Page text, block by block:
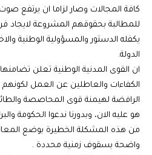
كافة المجالات وصار لزاما ان يرتفع
للمطالبة بحقوقهم المشروعة
يكفله الدستور والمسؤولية الوطنية
الدولة.
ان القوى المدنية الوطنية تعلن
الكفاءات والعاطلين عن العمل لكونهم
الرافضة لهيمنة قوى المحاصصة
هو عليه الان، وبدورنا ندعوا الحكومة
من هذه المشكلة الخطيرة بوضع
واضحة بسقوف زمنية محددة .